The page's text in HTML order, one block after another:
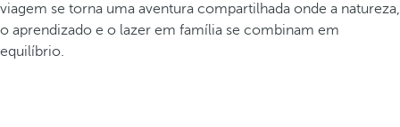
viagem se torna uma aventura compartilhada onde a natureza,
o aprendizado e o lazer em família se combinam em
equilíbrio.